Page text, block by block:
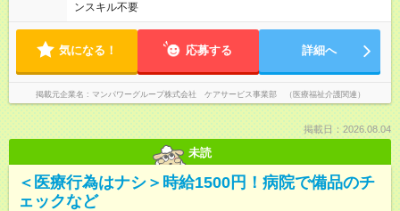
ンスキル不要
気になる！ 応募する 詳細へ
掲載元企業名 マンパワーグループ株式会社 ケアサービス事業部 （医療福祉介護関連）
掲載日：2026.08.04
未読
＜医療行為はナシ＞時給1500円！病院で備品のチ
ェックなど